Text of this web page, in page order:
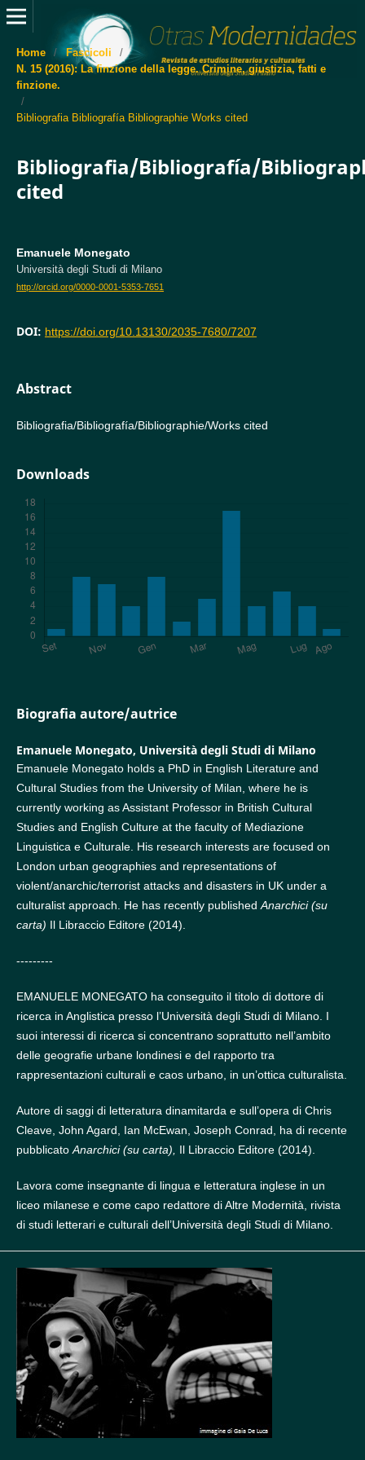
Home / Fascicoli
/
N. 15 (2016): La finzione della legge. Crimine, giustizia, fatti e
finzione.
/
Bibliografia Bibliografía Bibliographie Works cited
Bibliografia/Bibliografía/
cited
Emanuele Monegato
Università degli Studi di Milano
http://orcid.org/0000-0001-5353-7651
DOI: https://doi.org/10.13130/2035-7680/7207
Abstract
Bibliografia/Bibliografía/Bibliographie/Works cited
Downloads
Biografia autore/autrice
Emanuele Monegato, Università degli Studi di Milano
Emanuele Monegato holds a PhD in English Literature and
Cultural Studies from the University of Milan, where he is
currently working as Assistant Professor in British Cultural
Studies and English Culture at the faculty of Mediazione
Linguistica e Culturale. His research interests are focused on
London urban geographies and representations of
violent/anarchic/terrorist attacks and disasters in UK under a
culturalist approach. He has recently publishedAnarchici (su
carta) Il Libraccio Editore (2014).
---------
EMANUELE MONEGATO ha conseguito il titolo di dottore di
ricerca in Anglistica presso l’Università degli Studi di Milano. I
suoi interessi di ricerca si concentrano soprattutto nell’ambito
delle geografie urbane londinesi e del rapporto tra
rappresentazioni culturali e caos urbano, in un’ottica culturalista.
Autore di saggi di letteratura dinamitarda e sull’opera di Chris
Cleave, John Agard, Ian McEwan, Joseph Conrad, ha di recente
pubblicatoAnarchici (su carta), Il Libraccio Editore (2014).
Lavora come insegnante di lingua e letteratura inglese in un
liceo milanese e come capo redattore di Altre Modernità, rivista
di studi letterari e culturali dell’Università degli Studi di Milano.